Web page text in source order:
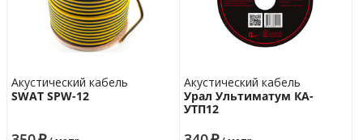
Акустический кабель
SWAT SPW-12
Акустический кабель
Урал Ультиматум КА-
УTП12